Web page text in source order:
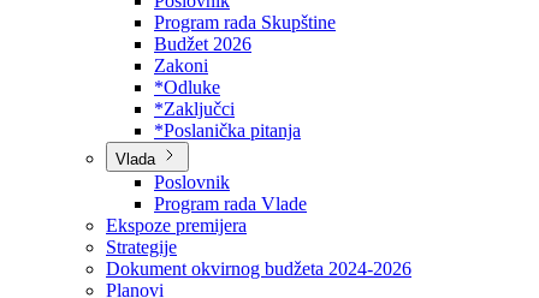
Skupština
Poslovnik
Program rada Skupštine
Budžet 2026
Zakoni
*Odluke
*Zaključci
*Poslanička pitanja
Vlada
Poslovnik
Program rada Vlade
Ekspoze premijera